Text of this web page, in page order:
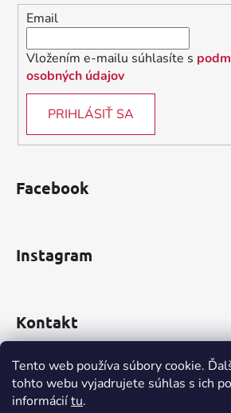
Tento web používa súbory cookie.
tohto webu vyjadrujete súhlas s ich
informáciítu.
Email
Vložením e-mailu súhlasíte s
osobných údajov
PRIHLÁSIŤ SA
Facebook
Instagram
Kontakt
obchod@incomp.sk
0910 999 552